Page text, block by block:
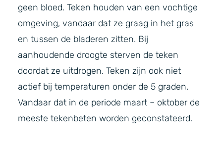
geen bloed. Teken houden van een vochtige
omgeving, vandaar dat ze graag in het gras
en tussen de bladeren zitten. Bij
aanhoudende droogte sterven de teken
doordat ze uitdrogen. Teken zijn ook niet
actief bij temperaturen onder de 5 graden.
Vandaar dat in de periode maart – oktober de
meeste tekenbeten worden geconstateerd.